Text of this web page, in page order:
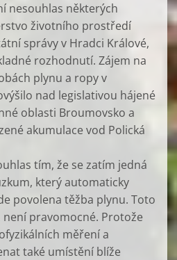
nesouhlas některých
životního prostředí
správy v Hradci Králové,
rozhodnutí. Zájem na
plynu a ropy v
nad legislativou hájené
oblasti Broumovsko a
akumulace vod Polická
tím, že se zatím jedná
který automaticky
povolena těžba plynu. Toto
pravomocné. Protože
měření a
také umístění blíže